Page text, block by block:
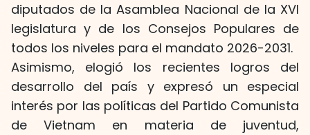
diputados de la Asamblea Nacional de la XVI
legislatura y de los Consejos Populares de
todos los niveles para el mandato 2026-2031.
Asimismo, elogió los recientes logros del
desarrollo del país y expresó un especial
interés por las políticas del Partido Comunista
de Vietnam en materia de juventud,